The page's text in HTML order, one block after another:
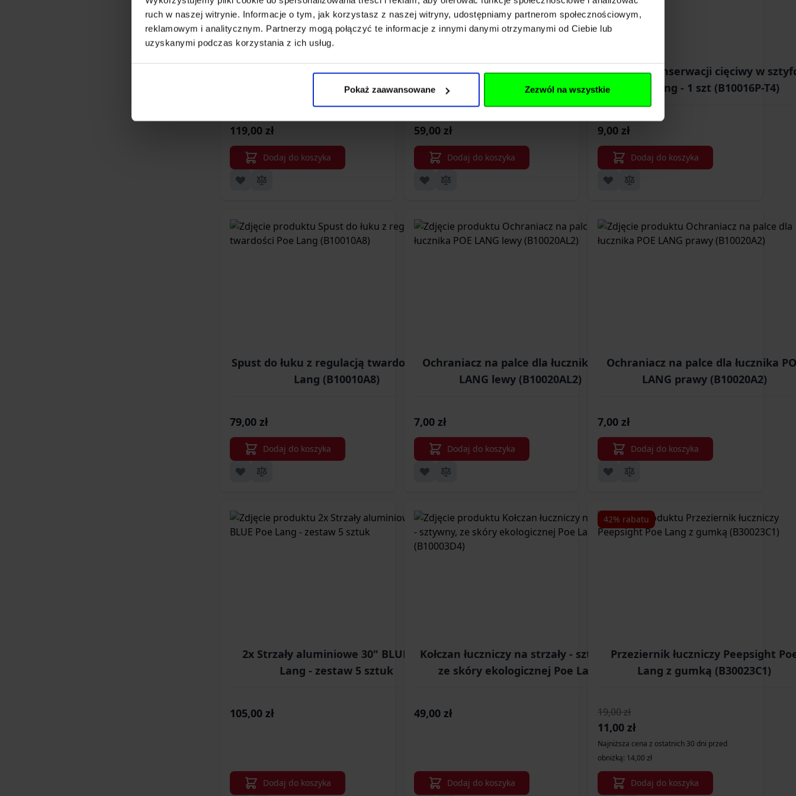
ruch w naszej witrynie. Informacje o tym, jak korzystasz z naszej witryny, udostępniamy partnerom społecznościowym,
reklamowym i analitycznym. Partnerzy mogą połączyć te informacje z innymi danymi otrzymanymi od Ciebie lub
uzyskanymi podczas korzystania z ich usług.
Pokaż zaawansowane Zezwól na wszystkie
Strzały karbonowe do zestawu
Whipshot 10 sztuk 15"/2" Black
119,00 zł
Dodaj do koszyka
Strzały aluminiowe 30" BLUE Poe Lang -
zestaw 5 sztuk
59,00 zł
Dodaj do koszyka
Wosk do konserwacji cięciwy w
Poe Lang - 1 szt (B10016P-T4)
9,00 zł
Dodaj do koszyka
Spust do łuku z regulacją twardości Poe
Lang (B10010A8)
79,00 zł
Dodaj do koszyka
Ochraniacz na palce dla łucznika POE
LANG lewy (B10020AL2)
7,00 zł
Dodaj do koszyka
Ochraniacz na palce dla łucznika
LANG prawy (B10020A2)
7,00 zł
Dodaj do koszyka
2x Strzały aluminiowe 30" BLUE Poe
Lang - zestaw 5 sztuk
105,00 zł
Dodaj do koszyka
Kołczan łuczniczy na strzały - sztywny,
ze skóry ekologicznej Poe Lang
49,00 zł
Dodaj do koszyka
42% rabatu
Przeziernik łuczniczy Peepsight
Lang z gumką (B30023C1)
19,00 zł
Cena promocyjna
11,00 zł
Najniższa cena z ostatnich 30 dni przed
obniżką: 14,00 zł
Dodaj do koszyka